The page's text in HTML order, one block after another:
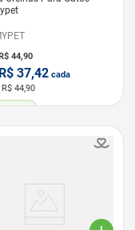
44,90
R$ 37,42 cada
R$ 44,90